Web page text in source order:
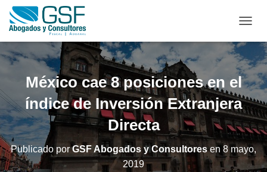
A
B
I
A
R
M
O
D
O
D
México cae 8 posiciones en el
índice de Inversión Extranjera
Directa
Publicado porGSF Abogados y Consultoresen 8 mayo,
2019